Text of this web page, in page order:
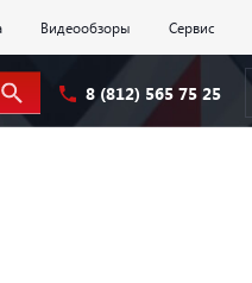
Видеообзоры Сервис
8 (812) 565 75 25